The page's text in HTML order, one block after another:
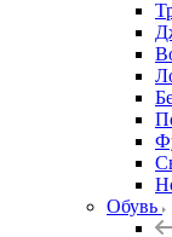
Обувь